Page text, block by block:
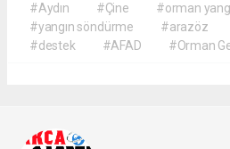
#Aydın
#Çine
#orman
#yangın söndürme
#arazöz
#destek
#AFAD #Orman